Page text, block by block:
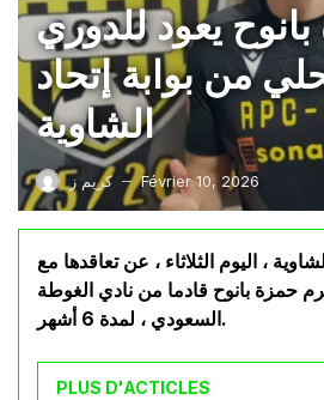
يعود للدوري
من بوابة إتحاد
الشاوية
كريم ز — Février 10, 2026
، اليوم الثلاثاء ، عن تعاقدها مع
حمزة بانوح قادما من نادي الغوطة
السعودي ، لمدة 6 أشهر.
PLUS D'ACTICLES